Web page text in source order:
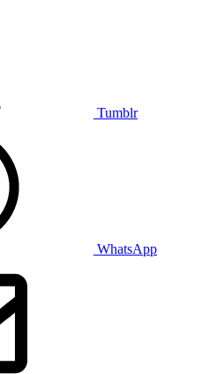
Tumblr
WhatsApp